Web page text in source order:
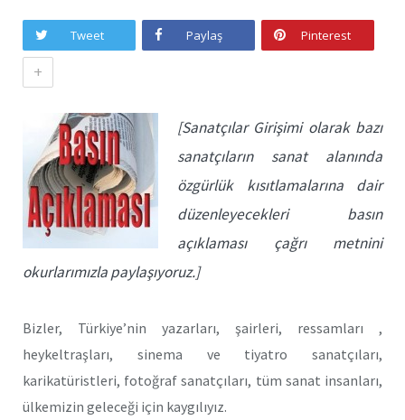
Tweet Paylaş Pinterest
+
[Sanatçılar Girişimi olarak bazı
sanatçıların sanat alanında
özgürlük kısıtlamalarına dair
düzenleyecekleri basın
açıklaması çağrı metnini
okurlarımızla paylaşıyoruz.]
Bizler, Türkiye’nin yazarları, şairleri, ressamları ,
heykeltraşları, sinema ve tiyatro sanatçıları,
karikatüristleri, fotoğraf sanatçıları, tüm sanat insanları,
ülkemizin geleceği için kaygılıyız.